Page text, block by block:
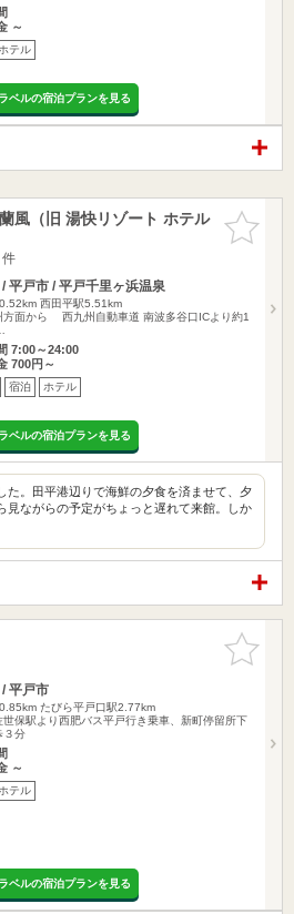
～
ホテル
ベルの宿泊プランを見る
お気に入
りに追加
風（旧 湯快リゾート ホテル
平戸市 / 平戸千里ヶ浜温泉
西田平駅5.51km
方面から 西九州自動車道 南波多谷口ICより約1
7:00～24:00
700円～
宿泊 ホテル
ベルの宿泊プランを見る
た。田平港辺りで海鮮の夕食を済ませて、夕
見ながらの予定がちょっと遅れて来館。しか
お気に入
りに追加
平戸市
たびら平戸口駅2.77km
保駅より西肥バス平戸行き乗車、新町停留所下
３分
～
ホテル
ベルの宿泊プランを見る